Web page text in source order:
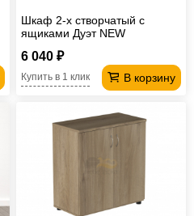
Шкаф 2-х створчатый с
ящиками Дуэт NEW
6 040 ₽
В корзину
Купить в 1 клик